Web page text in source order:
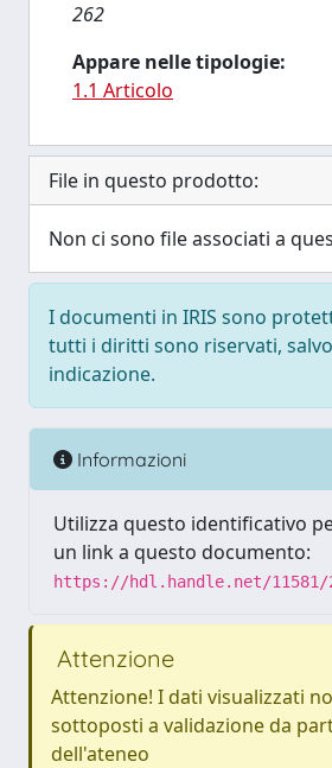
262
Appare nelle tipologie:
1.1 Articolo
File in questo prodotto:
Non ci sono file associati a
I documenti in IRIS sono
tutti i diritti sono riservati,
indicazione.
Informazioni
Utilizza questo identificativo
un link a questo documento:
https://hdl.handle.net/11581/
Attenzione
Attenzione! I dati visualizzati
sottoposti a validazione da
dell'ateneo